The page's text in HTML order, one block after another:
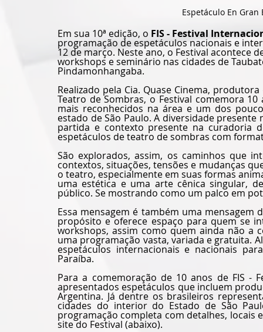
Espetáculo En
Em sua 10ª edição, o FIS - Festival
programação de espetáculos nacionais e
12 de março. Neste ano, o Festival acontece
workshops e seminário nas cidades de
Pindamonhangaba.
Realizado pela Cia. Quase Cinema,
Teatro de Sombras, o Festival comemora
mais reconhecidos na área e um dos
estado de São Paulo. A diversidade
partida e contexto presente na curadoria
espetáculos de teatro de sombras com
São explorados, assim, os caminhos que
contextos, situações, tensões e mudanças
o teatro, especialmente em suas formas
uma estética e uma arte cênica singular,
público. Se mostrando como um palco em
Essa mensagem é também uma mensagem
propósito e oferece espaço para quem se
workshops, assim como quem ainda não a
uma programação vasta, variada e gratuita.
espetáculos internacionais e nacionais
Paraíba.
Para a comemoração de 10 anos de FIS -
apresentados espetáculos que incluem
Argentina. Já dentre os brasileiros
cidades do interior do Estado de São
programação completa com detalhes, locais
site do Festival (abaixo).